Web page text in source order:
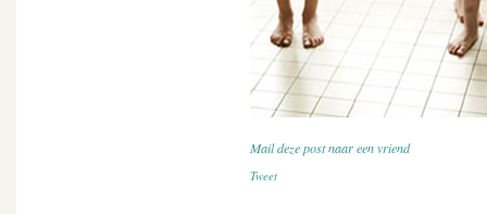
Mail deze post naar een vriend
Tweet